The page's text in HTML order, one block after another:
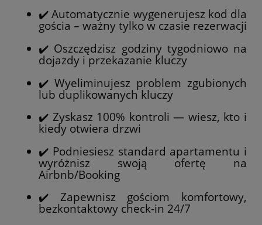
✔️ Automatycznie wygenerujesz kod dla
gościa – ważny tylko w czasie rezerwacji
✔️ Oszczędzisz godziny tygodniowo na
dojazdy i przekazanie kluczy
✔️ Wyeliminujesz problem zgubionych
lub duplikowanych kluczy
✔️ Zyskasz 100% kontroli — wiesz, kto i
kiedy otwiera drzwi
✔️ Podniesiesz standard apartamentu i
wyróżnisz swoją ofertę na
Airbnb/Booking
✔️ Zapewnisz gościom komfortowy,
bezkontaktowy check-in 24/7